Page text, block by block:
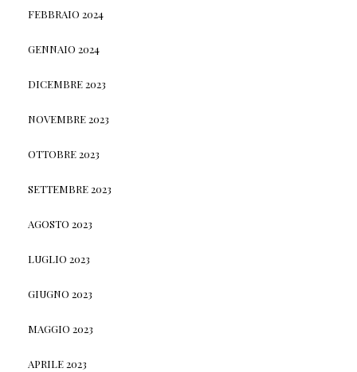
FEBBRAIO 2024
GENNAIO 2024
DICEMBRE 2023
NOVEMBRE 2023
OTTOBRE 2023
SETTEMBRE 2023
AGOSTO 2023
LUGLIO 2023
GIUGNO 2023
MAGGIO 2023
APRILE 2023